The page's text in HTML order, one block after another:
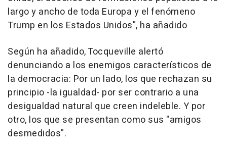
largo y ancho de toda Europa y el fenómeno
Trump en los Estados Unidos", ha añadido
Según ha añadido, Tocqueville alertó
denunciando a los enemigos característicos de
la democracia: Por un lado, los que rechazan su
principio -la igualdad- por ser contrario a una
desigualdad natural que creen indeleble. Y por
otro, los que se presentan como sus "amigos
desmedidos".